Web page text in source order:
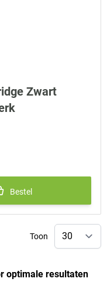
Zwart
Bestel
Toon
optimale resultaten